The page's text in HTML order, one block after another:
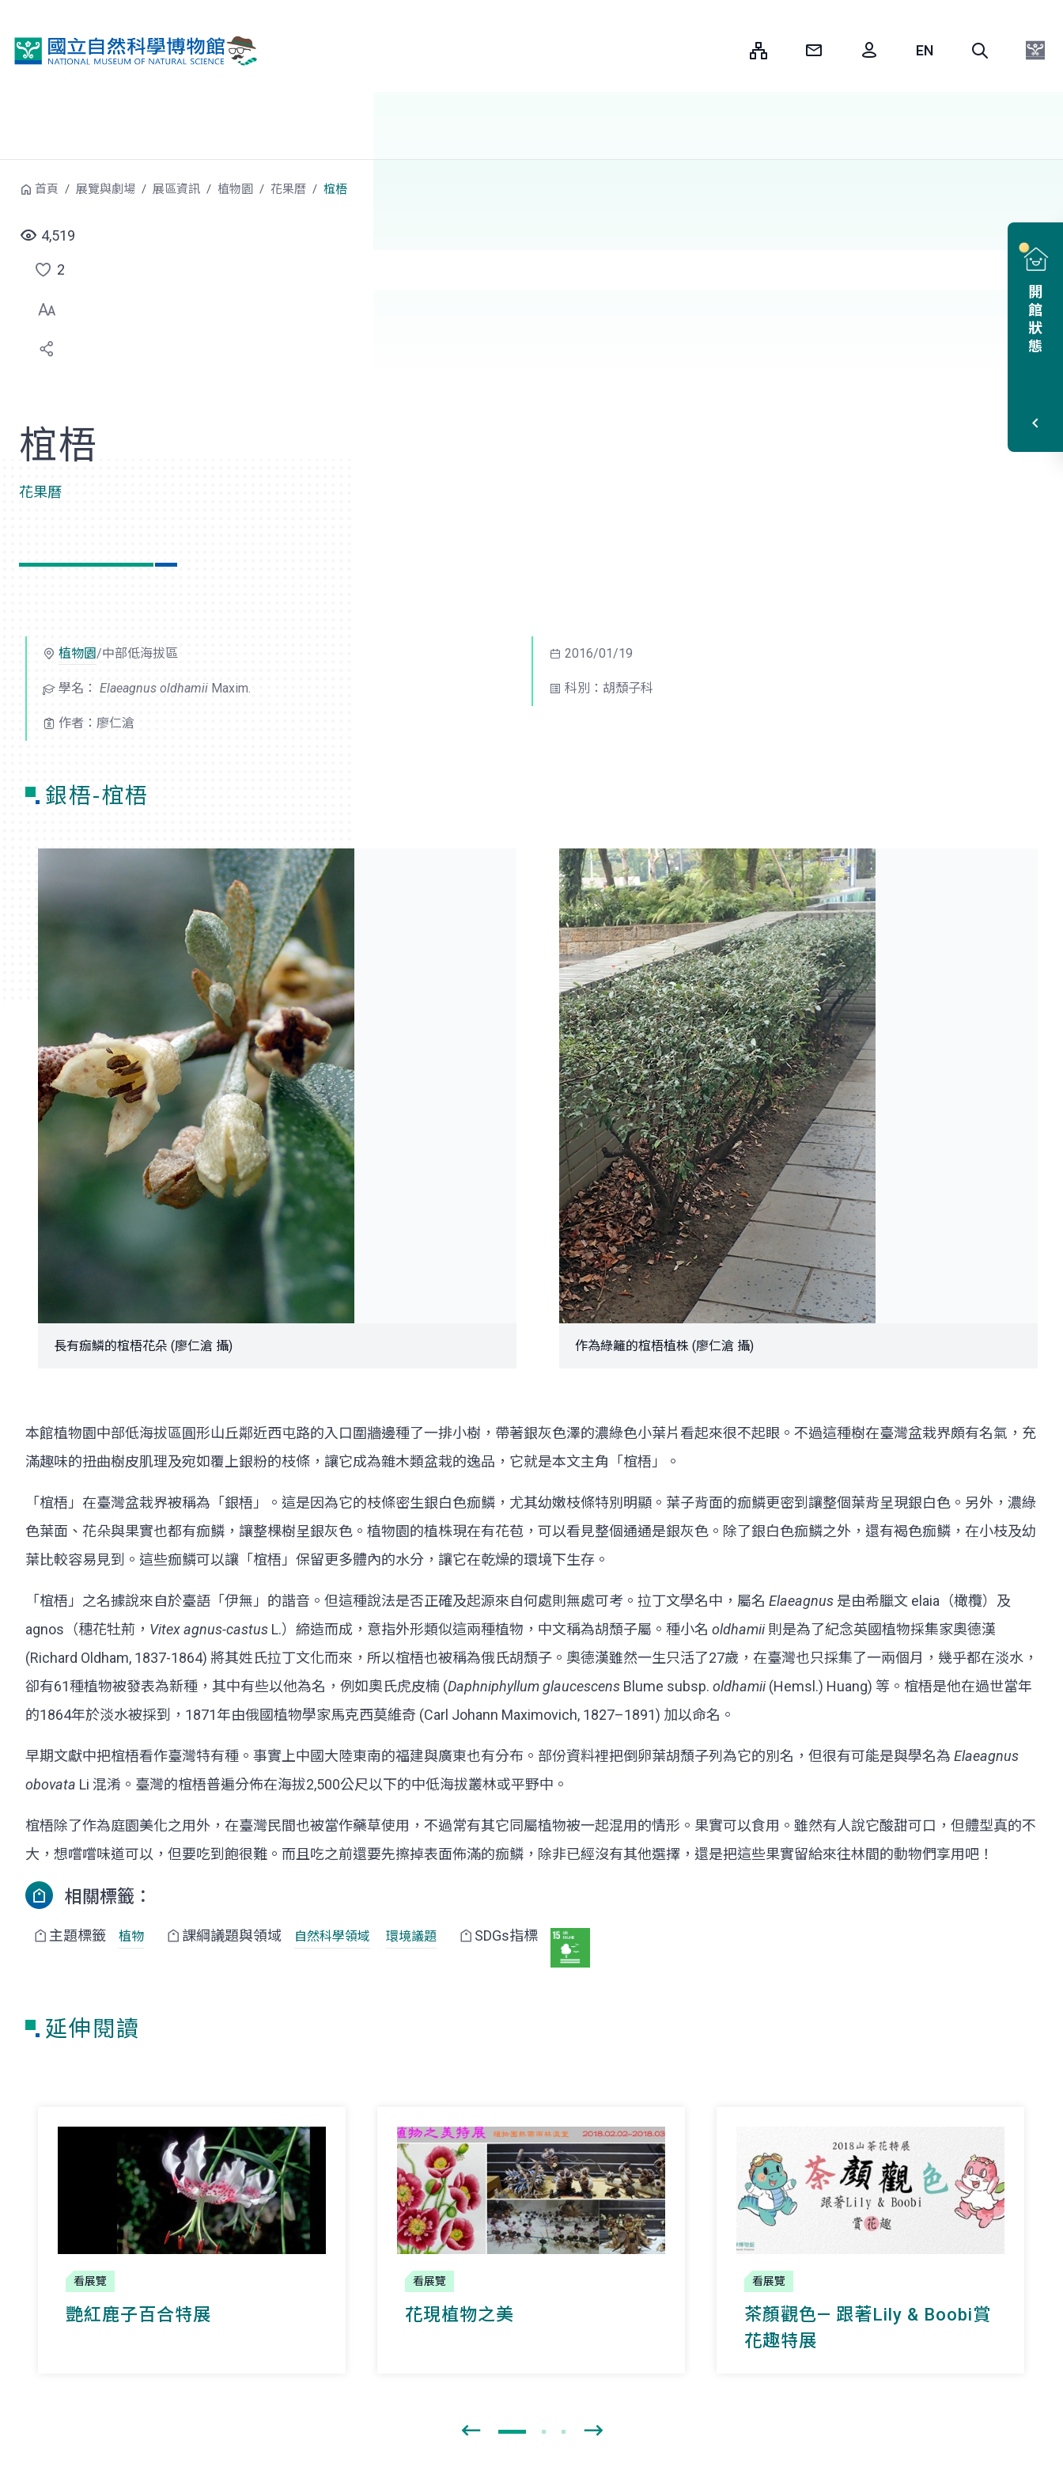
開館狀態
首頁 展覽與劇場 展區資訊 植物園 花果曆 椬梧
4,519
點
選
喜
2
椬梧
花果曆
植物園/中部低海拔區 2016/01/19
學名： Elaeagnus oldhamii Maxim. 科別：胡頹子科
作者：廖仁滄
銀梧-椬梧
長有痂鱗的椬梧花朵 (廖仁滄 攝) 作為綠籬的椬梧植株 (廖仁滄 攝)
本館植物園中部低海拔區圓形山丘鄰近西屯路的入口圍牆邊種了一排小樹，帶著銀灰色澤的濃綠色小葉片看起來很不起眼。不過這種樹在臺灣盆栽界頗有名氣，充
滿趣味的扭曲樹皮肌理及宛如覆上銀粉的枝條，讓它成為雜木類盆栽的逸品，它就是本文主角「椬梧」。
「椬梧」在臺灣盆栽界被稱為「銀梧」。這是因為它的枝條密生銀白色痂鱗，尤其幼嫩枝條特別明顯。葉子背面的痂鱗更密到讓整個葉背呈現銀白色。另外，濃綠
色葉面、花朵與果實也都有痂鱗，讓整棵樹呈銀灰色。植物園的植株現在有花苞，可以看見整個通通是銀灰色。除了銀白色痂鱗之外，還有褐色痂鱗，在小枝及幼
葉比較容易見到。這些痂鱗可以讓「椬梧」保留更多體內的水分，讓它在乾燥的環境下生存。
「椬梧」之名據說來自於臺語「伊無」的諧音。但這種說法是否正確及起源來自何處則無處可考。拉丁文學名中，屬名 Elaeagnus 是由希臘文 elaia（橄欖）及
agnos（穗花牡荊， Vitex agnus-castus L.）締造而成，意指外形類似這兩種植物，中文稱為胡頹子屬。種小名 oldhamii則是為了紀念英國植物採集家奧德漢
(Richard Oldham, 1837-1864) 將其姓氏拉丁文化而來，所以椬梧也被稱為俄氏胡頹子。奧德漢雖然一生只活了27歲，在臺灣也只採集了一兩個月，幾乎都在淡水，
卻有61種植物被發表為新種，其中有些以他為名，例如奧氏虎皮楠 (Daphniphyllum glaucescens Blume subsp. oldhamii(Hemsl.) Huang) 等。椬梧是他在過世當年
的1864年於淡水被採到，1871年由俄國植物學家馬克西莫維奇 (Carl Johann Maximovich, 1827–1891) 加以命名。
早期文獻中把椬梧看作臺灣特有種。事實上中國大陸東南的福建與廣東也有分布。部份資料裡把倒卵葉胡頹子列為它的別名，但很有可能是與學名為 Elaeagnus
obovata Li 混淆。臺灣的椬梧普遍分佈在海拔2,500公尺以下的中低海拔叢林或平野中。
椬梧除了作為庭園美化之用外，在臺灣民間也被當作藥草使用，不過常有其它同屬植物被一起混用的情形。果實可以食用。雖然有人說它酸甜可口，但體型真的不
大，想嚐嚐味道可以，但要吃到飽很難。而且吃之前還要先擦掉表面佈滿的痂鱗，除非已經沒有其他選擇，還是把這些果實留給來往林間的動物們享用吧！
相關標籤：
主題標籤 植物 課綱議題與領域 自然科學領域 環境議題 SDGs指標
延伸閱讀
看展覽
艷紅鹿子百合特展
看展覽
花現植物之美
看展覽
茶顏觀色— 跟著Lily & Boobi賞
花趣特展